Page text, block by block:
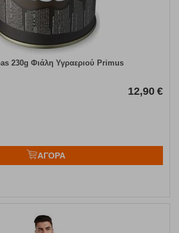
230g Φιάλη Υγραεριού Primus
12,90 €
ΑΓΟΡΑ